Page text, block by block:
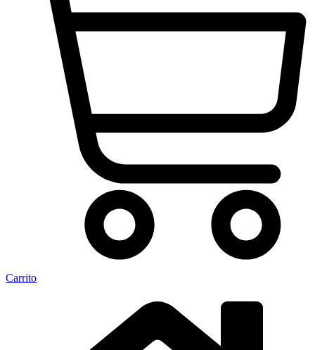
Carrito